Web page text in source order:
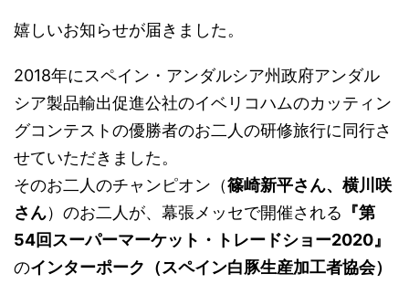
嬉しいお知らせが届きました。
2018年にスペイン・アンダルシア州政府アンダル
シア製品輸出促進公社のイベリコハムのカッティン
グコンテストの優勝者のお二人の研修旅行に同行さ
せていただきました。
そのお二人のチャンピオン（篠崎新平さん、横川咲
さん）のお二人が、幕張メッセで開催される 『第
54回スーパーマーケット・トレードショー2020』
のインターポーク（スペイン白豚生産加工者協会）